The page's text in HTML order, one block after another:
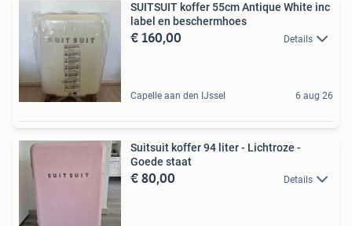
SUITSUIT koffer 55cm Antique White inc
label en beschermhoes
€ 160,00 Details
Capelle aan den IJssel 6 aug 26
Suitsuit koffer 94 liter - Lichtroze -
Goede staat
€ 80,00 Details